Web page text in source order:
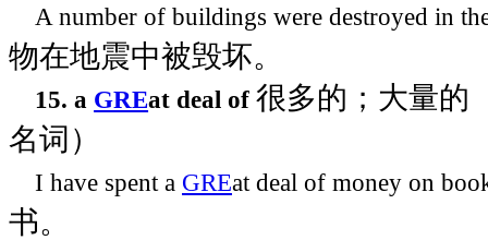
A number of buildings were destroyed in
物在地震中被毁坏。
15. a GREat deal of很多的；大量的
名词）
I have spent a GREat deal of money on
书。